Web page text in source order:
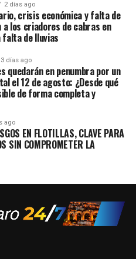
2 días ago
crisis económica y falta de
a los criadores de cabras en
falta de lluvias
3 días ago
quedarán en penumbra por un
el 12 de agosto: ¿Desde qué
de forma completa y
ago
EN FLOTILLAS, CLAVE PARA
SIN COMPROMETER LA